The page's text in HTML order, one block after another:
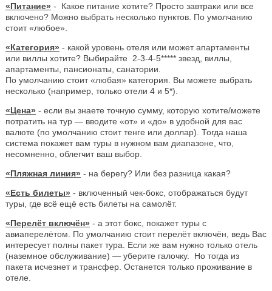
«Питание» - Какое питание хотите? Просто завтраки или все
включено? Можно выбрать несколько пунктов. По умолчанию
стоит «любое».
«Категория» - какой уровень отеля или может апартаменты
или виллы хотите? Выбирайте 2-3-4-5***** звезд, виллы,
апартаменты, пансионаты, санатории.
По умолчанию стоит «любая» категория. Вы можете выбрать
несколько (например, только отели 4 и 5*).
«Цена» - если вы знаете точную сумму, которую хотите/можете
потратить на тур — вводите «от» и «до» в удобной для вас
валюте (по умолчанию стоит тенге или доллар). Тогда наша
система покажет вам туры в нужном вам диапазоне, что,
несомненно, облегчит ваш выбор.
«Пляжная линия» - на берегу? Или без разница какая?
«Есть билеты» - включенный чек-бокс, отображаться будут
туры, где всё ещё есть билеты на самолёт.
«Перелёт включён» - а этот бокс, покажет туры с
авиаперелётом. По умолчанию стоит перелёт включён, ведь Вас
интересует полны пакет тура. Если же вам нужно только отель
(наземное обслуживание) — уберите галочку. Но тогда из
пакета исчезнет и трансфер. Останется только проживание в
отеле.